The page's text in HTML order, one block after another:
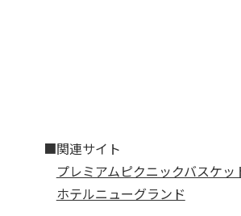
■関連サイト
プレミアムピクニックバスケッ
ホテルニューグランド